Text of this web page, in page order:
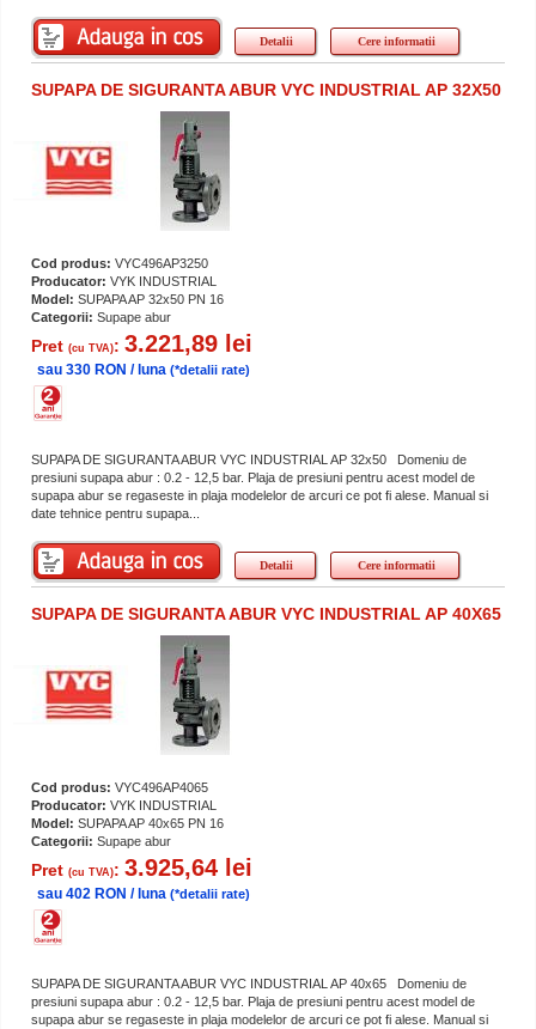
Detalii Cere informatii
SUPAPA DE SIGURANTA ABUR VYC INDUSTRIAL AP 32X50
Cod produs: VYC496AP3250
Producator: VYK INDUSTRIAL
Model: SUPAPA AP 32x50 PN 16
Categorii: Supape abur
Pret (cu TVA): 3.221,89 lei
sau 330 RON / luna (*detalii rate)
SUPAPA DE SIGURANTA ABUR VYC INDUSTRIAL AP 32x50 Domeniu de
presiuni supapa abur : 0.2 - 12,5 bar. Plaja de presiuni pentru acest model de
supapa abur se regaseste in plaja modelelor de arcuri ce pot fi alese. Manual si
date tehnice pentru supapa...
Detalii Cere informatii
SUPAPA DE SIGURANTA ABUR VYC INDUSTRIAL AP 40X65
Cod produs: VYC496AP4065
Producator: VYK INDUSTRIAL
Model: SUPAPA AP 40x65 PN 16
Categorii: Supape abur
Pret (cu TVA): 3.925,64 lei
sau 402 RON / luna (*detalii rate)
SUPAPA DE SIGURANTA ABUR VYC INDUSTRIAL AP 40x65 Domeniu de
presiuni supapa abur : 0.2 - 12,5 bar. Plaja de presiuni pentru acest model de
supapa abur se regaseste in plaja modelelor de arcuri ce pot fi alese. Manual si